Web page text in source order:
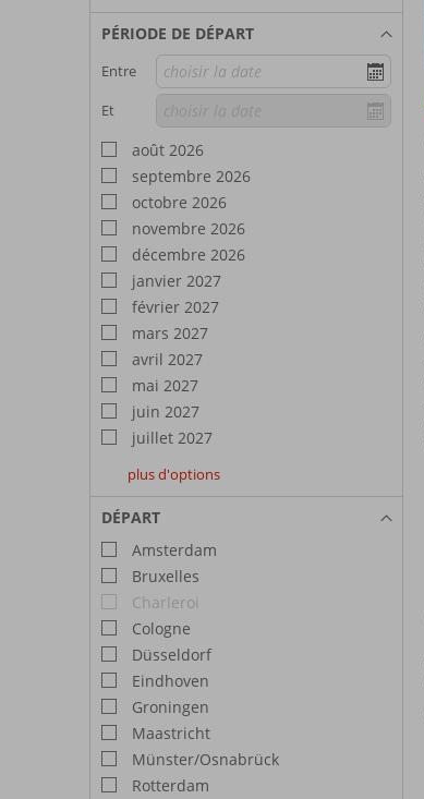
PÉRIODE DE DÉPART
Entre
Et
août 2026
septembre 2026
octobre 2026
novembre 2026
décembre 2026
janvier 2027
février 2027
mars 2027
avril 2027
mai 2027
juin 2027
juillet 2027
août
2027
septembre
2027
octobre
2027
plus d'options
DÉPART
Amsterdam
Bruxelles
Charleroi
Cologne
Düsseldorf
Eindhoven
Groningen
Maastricht
Münster/Osnabrück
Rotterdam